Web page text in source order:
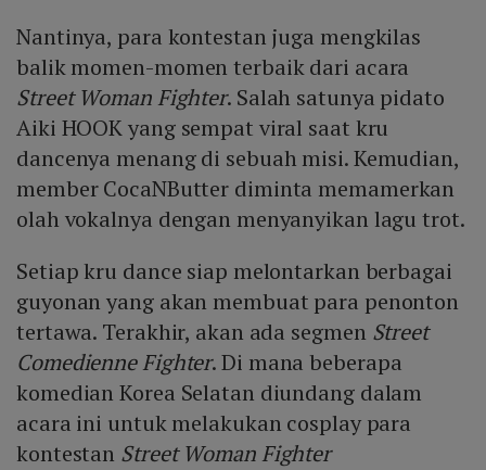
Nantinya, para kontestan juga mengkilas
balik momen-momen terbaik dari acara
Street Woman Fighter. Salah satunya pidato
Aiki HOOK yang sempat viral saat kru
dancenya menang di sebuah misi. Kemudian,
member CocaNButter diminta memamerkan
olah vokalnya dengan menyanyikan lagu trot.
Setiap kru dance siap melontarkan berbagai
guyonan yang akan membuat para penonton
tertawa. Terakhir, akan ada segmen Street
Comedienne Fighter. Di mana beberapa
komedian Korea Selatan diundang dalam
acara ini untuk melakukan cosplay para
kontestan Street Woman Fighter